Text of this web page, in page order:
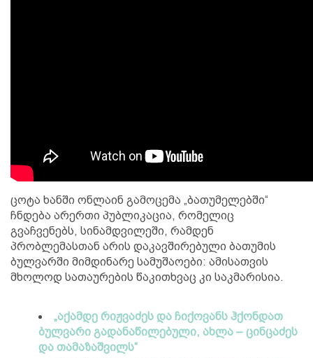
ცოტა ხანში ონლაინ გამოცემა „ბათუმელებში“
ჩნდება არერთი პუბლიკაცია, რომელიც
გვაჩვენებს, სინამდვილეში, რამდენ
პრობლემასთან არის დაკავშირებული ბათუმის
ბულვარში მიმდინარე სამუშაოები: ამისათვის
მხოლოდ სათაურების წაკითხვაც კი საკმარისია.
„აქამდე რიჟვაძეს და ჩიქოვანს ჰქონდათ
ბულვარი გადანაწილებული, ახლა – ცინცაძეს
და თამაზაშვილს“